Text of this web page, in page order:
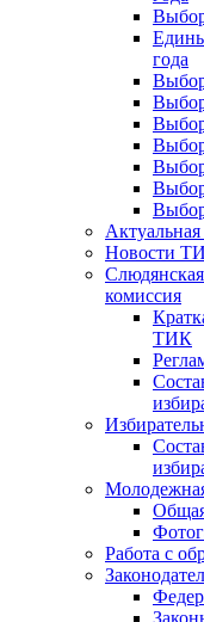
года
Новости
Слюдянская
комиссия
ТИК
Работа с